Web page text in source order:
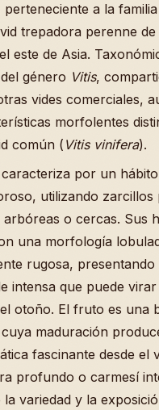
perteneciente a la
trepadora perenne
este de Asia.
género Vitis,
vides comerciales,
morfolentes
común (Vitis vinifera).
caracteriza por un
utilizando
o cercas. Sus
una morfología
rugosa, presentando
intensa que puede
otoño. El fruto es una
maduración
fascinante desde el
profundo o carmesí
la variedad y la